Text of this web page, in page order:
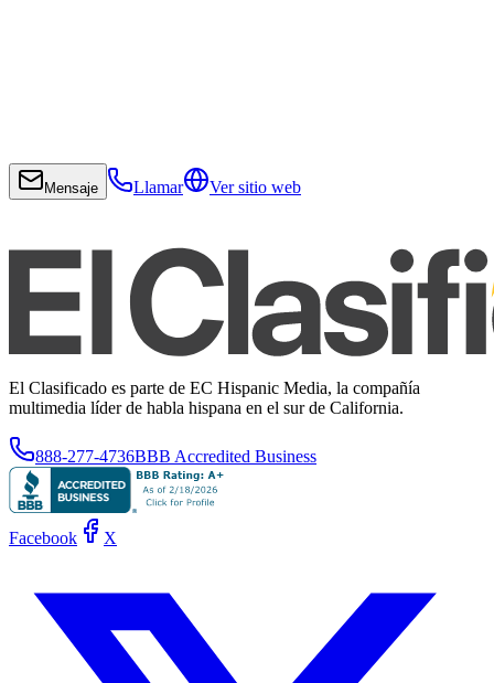
Mensaje Llamar Ver sitio web
El Clasificado es parte de EC Hispanic Media, la compañía
multimedia líder de habla hispana en el sur de California.
888-277-4736BBB Accredited Business
Facebook X